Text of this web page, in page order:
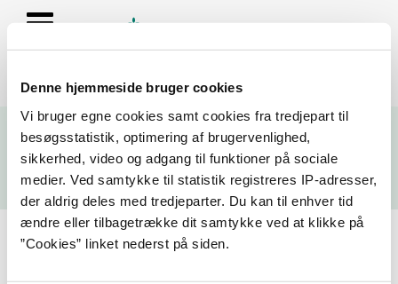
Denne hjemmeside bruger cookies
Vi bruger egne cookies samt cookies fra tredjepart til
besøgsstatistik, optimering af brugervenlighed,
sikkerhed, video og adgang til funktioner på sociale
medier. Ved samtykke til statistik registreres IP-adresser,
der aldrig deles med tredjeparter. Du kan til enhver tid
ændre eller tilbagetrække dit samtykke ved at klikke på
”Cookies” linket nederst på siden.
Se resultater fra fødevarekontrollen og virksomhedernes seneste
fire kontrolrapporter
Søg
Søg på adresse, postnummer, by, firmanavn
Resultater for "25650050"